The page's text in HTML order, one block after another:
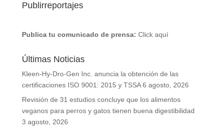
Publirreportajes
Publica tu comunicado de prensa: Click aquí
Últimas Noticias
Kleen-Hy-Dro-Gen Inc. anuncia la obtención de las
certificaciones ISO 9001: 2015 y TSSA 6 agosto, 2026
Revisión de 31 estudios concluye que los alimentos
veganos para perros y gatos tienen buena digestibilidad
3 agosto, 2026